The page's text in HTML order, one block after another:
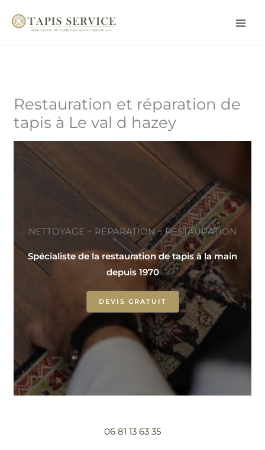
Restauration et réparation de
tapis à Le val d hazey
NETTOYAGE ~ RÉPARATION ~ RESTAURATION
Spécialiste de la restauration de tapis à la main
depuis 1970
DEVIS GRATUIT
06 81 13 63 35